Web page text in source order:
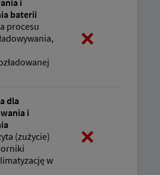
baterii
procesu
dla
i
(zużycie)
w